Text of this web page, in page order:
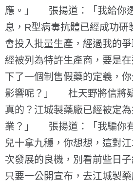
應。」 張揚道：「我給你
息，R型病毒抗體已經成功研
會投入批量生產，經過我的
經被列為特許生產商，要是
下了一個制售假藥的定義，
影響呢？」 杜天野將信將
真的？江城製藥廠已經被定
業？」 張揚道：「我騙你
兒十拿九穩，你想想，這對
次發展的良機，別看前些日
只要一公開宣布，去江城製